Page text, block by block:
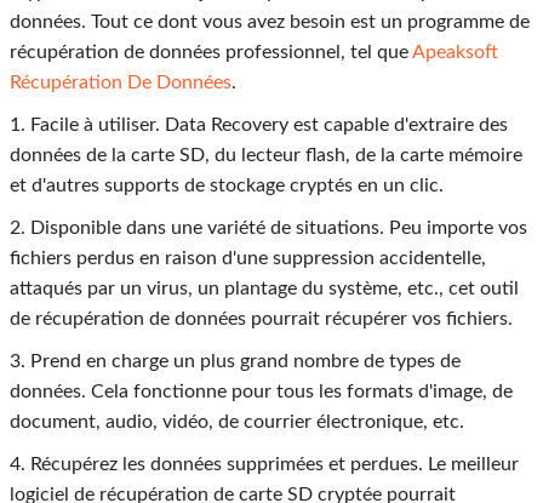
données. Tout ce dont vous avez besoin est un programme de
récupération de données professionnel, tel queApeaksoft
Récupération De Données.
1. Facile à utiliser. Data Recovery est capable d'extraire des
données de la carte SD, du lecteur flash, de la carte mémoire
et d'autres supports de stockage cryptés en un clic.
2. Disponible dans une variété de situations. Peu importe vos
fichiers perdus en raison d'une suppression accidentelle,
attaqués par un virus, un plantage du système, etc., cet outil
de récupération de données pourrait récupérer vos fichiers.
3. Prend en charge un plus grand nombre de types de
données. Cela fonctionne pour tous les formats d'image, de
document, audio, vidéo, de courrier électronique, etc.
4. Récupérez les données supprimées et perdues. Le meilleur
logiciel de récupération de carte SD cryptée pourrait